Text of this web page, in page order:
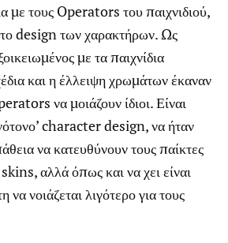
με τους Operators του παιχνιδιού,
design των χαρακτήρων. Ως
με τα παιχνίδια
και η έλλειψη χρωμάτων έκαναν
να μοιάζουν ίδιοι. Είναι
character design, να ήταν
να κατευθύνουν τους παίκτες
αλλά όπως και να χει είναι
να νοιάζεται λιγότερο για τους